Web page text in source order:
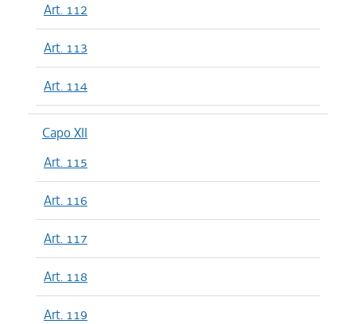
Art. 112
Art. 113
Art. 114
Capo XII
Art. 115
Art. 116
Art. 117
Art. 118
Art. 119